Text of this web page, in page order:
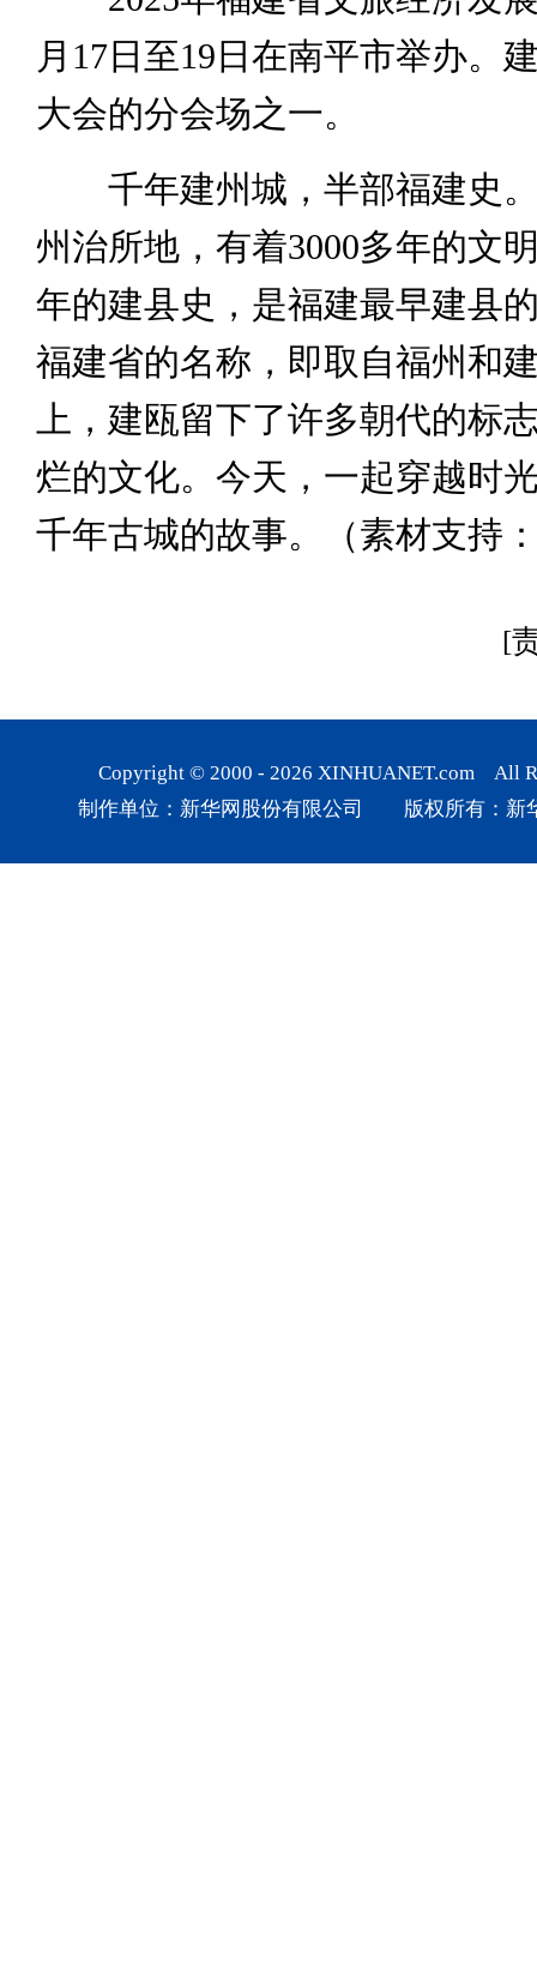
月17日至19日在南平市举办。
大会的分会场之一。
千年建州城，半部福建史。
州治所地，有着3000多年的文
年的建县史，是福建最早建县
福建省的名称，即取自福州和
上，建瓯留下了许多朝代的标
烂的文化。今天，一起穿越时
千年古城的故事。（素材支持
[
Copyright © 2000 - 2026 XINHUANET.com All
制作单位：新华网股份有限公司 版权所有：新